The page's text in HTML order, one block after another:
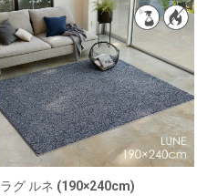
ラグ ルネ (190×240cm)